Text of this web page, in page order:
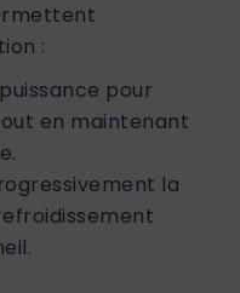
:
pour
en maintenant
la